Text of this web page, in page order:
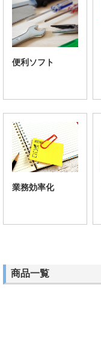
便利ソフト
業務効率化
商品一覧